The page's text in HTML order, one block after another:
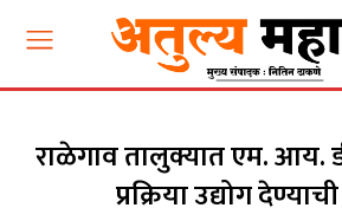
राळेगाव तालुक्यात एम. आय.
प्रक्रिया उद्योग